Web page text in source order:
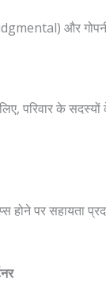
और
परिवार के
होने पर सहायता